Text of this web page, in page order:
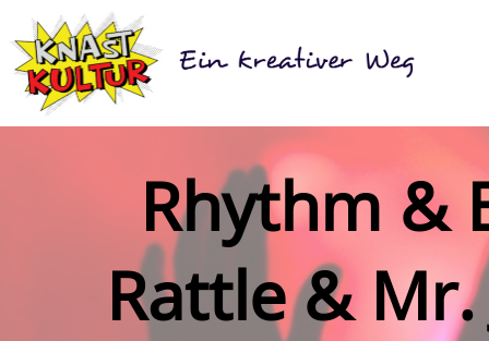
Rhythm &
Rattle &